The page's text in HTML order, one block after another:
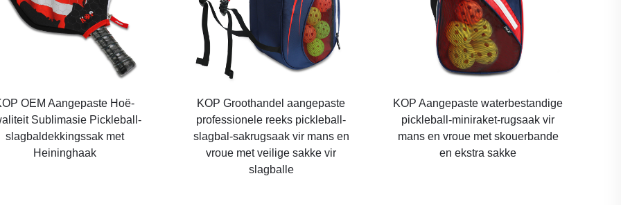
OEM Aangepaste Hoë-
Sublimasie Pickleball-
slagbaldekkingssak met
Heininghaak
KOP Groothandel aangepaste
professionele reeks pickleball-
slagbal-sakrugsaak vir mans en
vroue met veilige sakke vir
slagballe
KOP Aangepaste waterbestandige
pickleball-miniraket-rugsaak vir
mans en vroue met skouerbande
en ekstra sakke